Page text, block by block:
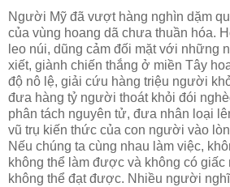
Người Mỹ đã vượt hàng nghìn dặm
của vùng hoang dã chưa thuần hóa.
leo núi, dũng cảm đối mặt với những
xiết, giành chiến thắng ở miền Tây
độ nô lệ, giải cứu hàng triệu người
đưa hàng tỷ người thoát khỏi đói
phân tách nguyên tử, đưa nhân loại
vũ trụ kiến ​​thức của con người vào
Nếu chúng ta cùng nhau làm việc,
không thể làm được và không có giấc
không thể đạt được. Nhiều người